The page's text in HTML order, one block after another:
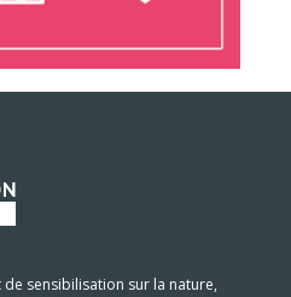
sensibilisation sur la nature,